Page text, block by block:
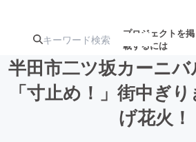
プロジェクトを掲
載するには
注目の新着プロ
ジェクト
募集
半田市二ツ坂カーニ
「寸止め！」街中ぎ
げ花火！